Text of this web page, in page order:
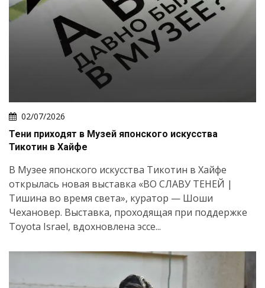
02/07/2026
Тени приходят в Музей японского искусства
Тикотин в Хайфе
В Музее японского искусства Тикотин в Хайфе
открылась новая выставка «ВО СЛАВУ ТЕНЕЙ |
Тишина во время света», куратор — Шоши
Чехановер. Выставка, проходящая при поддержке
Toyota Israel, вдохновлена эссе...